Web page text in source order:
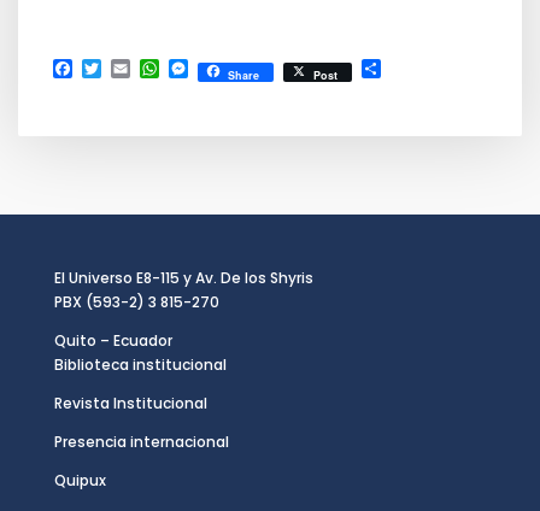
Facebook
TwitterEmailWhatsApp
Messenger
Share Post
El Universo E8-115 y Av. De los Shyris
PBX (593-2) 3 815-270
Quito – Ecuador
Biblioteca institucional
Revista Institucional
Presencia internacional
Quipux